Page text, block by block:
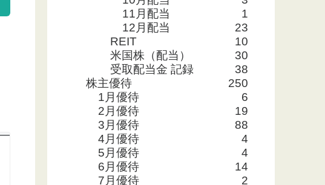
11月配当
1
12月配当
23
REIT
10
米国株（配当）
30
受取配当金 記録
38
株主優待
250
1月優待
6
2月優待
19
3月優待
88
4月優待
4
5月優待
4
6月優待
14
7月優待
2